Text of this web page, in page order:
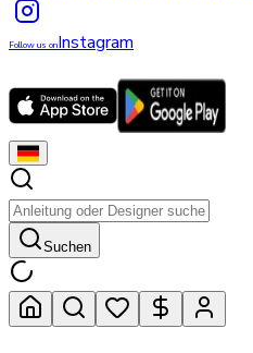
Follow us onInstagram
Suchen